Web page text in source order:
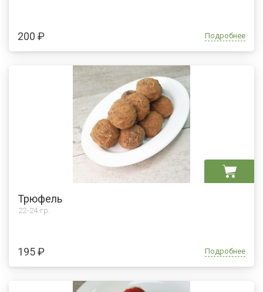
200 ₽ Подробнее
Трюфель
22-24 гр.
195 ₽ Подробнее